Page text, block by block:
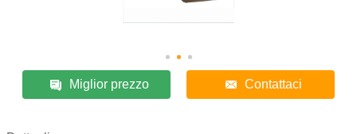
Miglior prezzo Contattaci